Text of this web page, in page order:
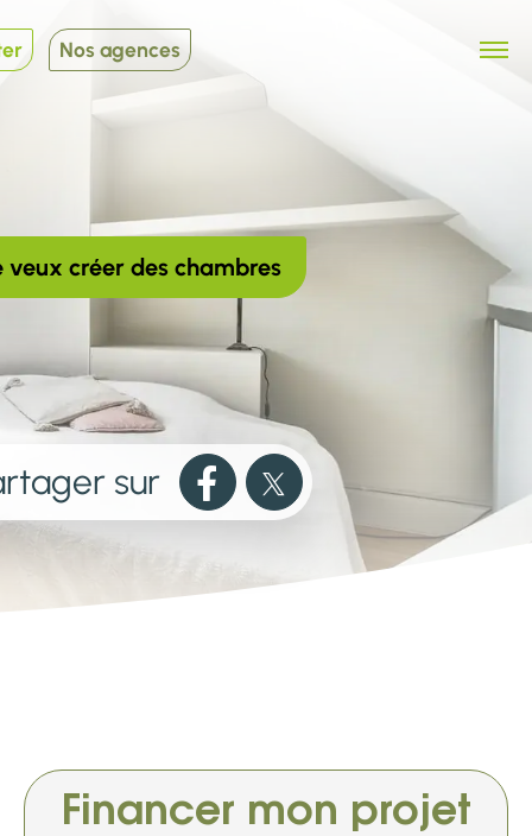
Nos agences
veux créer des chambres
sur
Financer mon projet